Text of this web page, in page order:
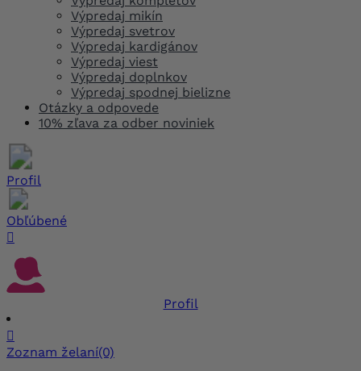
Výpredaj mikín
Výpredaj svetrov
Výpredaj kardigánov
Výpredaj viest
Výpredaj doplnkov
Výpredaj spodnej bielizne
Otázky a odpovede
10% zľava za odber noviniek
Profil
Obľúbené

Profil

Zoznam želaní(0)